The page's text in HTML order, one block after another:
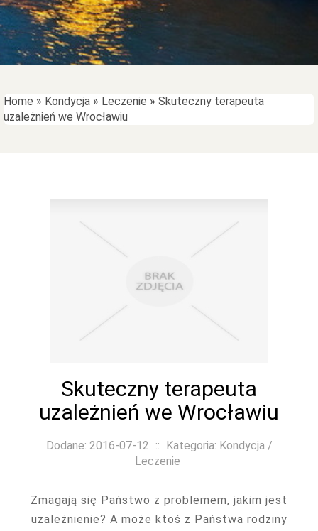
Home » Kondycja » Leczenie » Skuteczny terapeuta
uzależnień we Wrocławiu
Skuteczny terapeuta
uzależnień we Wrocławiu
Dodane: 2016-07-12 :: Kategoria: Kondycja /
Leczenie
Zmagają się Państwo z problemem, jakim jest
uzależnienie? A może ktoś z Państwa rodziny